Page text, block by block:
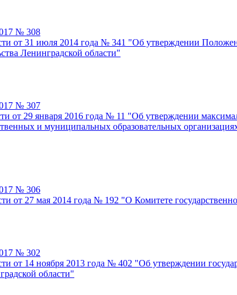
№ 308
от 31 июля 2014 года № 341 "Об утверждении
Ленинградской области"
№ 307
от 29 января 2016 года № 11 "Об утверждении
и муниципальных образовательных
№ 306
от 27 мая 2014 года № 192 "О Комитете
№ 302
от 14 ноября 2013 года № 402 "Об утверждении
области"